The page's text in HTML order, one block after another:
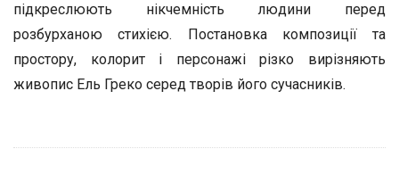
підкреслюють нікчемність людини перед
розбурханою стихією. Постановка композиції та
простору, колорит і персонажі різко вирізняють
живопис Ель Греко серед творів його сучасників.